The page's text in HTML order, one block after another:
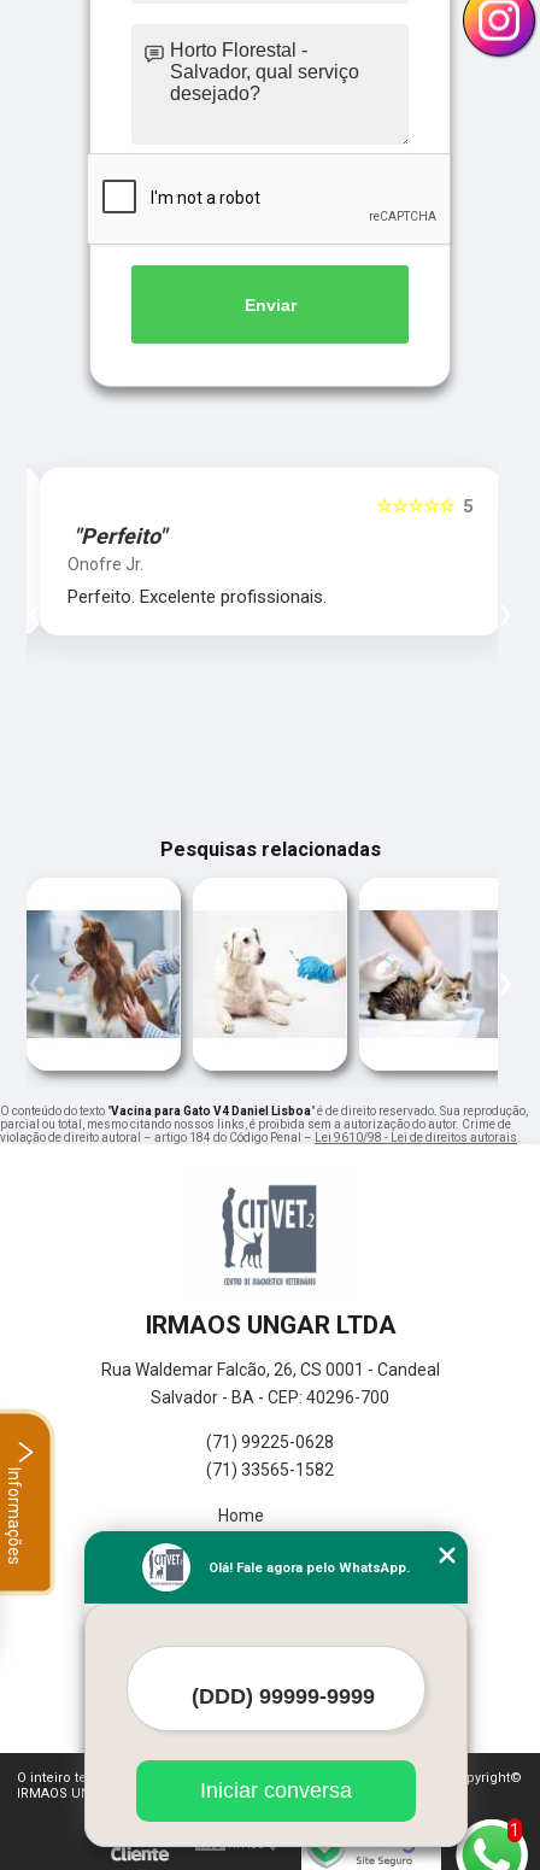
Enviar
5
☆☆☆☆☆
"Perfeito"
Onofre Jr.
Perfeito. Excelente profissionais.
‹
Pesquisas relacionadas
‹ ›
O conteúdo do texto "Vacina para Gato V4 Daniel Lisboa" é de direito reservado. Sua reprodução,
parcial ou total, mesmo citando nossos links, é proibida sem a autorização do autor. Crime de
violação de direito autoral – artigo 184 do Código Penal – Lei 9610/98 - Lei de direitos autorais.
IRMAOS UNGAR LTDA
Rua Waldemar Falcão, 26, CS 0001 - Candeal
Salvador - BA - CEP: 40296-700
(71) 99225-0628
(71) 33565-1582
Home
Missão
Serviços
O inteiro teor deste site está sujeito à proteção de direitos autorais. Copyright©
IRMAOS UNGAR LTDA (Lei 9610 de 19/02/1998)
1
Olá! Fale agora pelo WhatsApp.
Iniciar conversa
Informações